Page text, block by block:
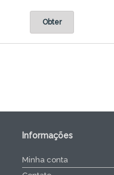
Obter
Informações
Minha conta